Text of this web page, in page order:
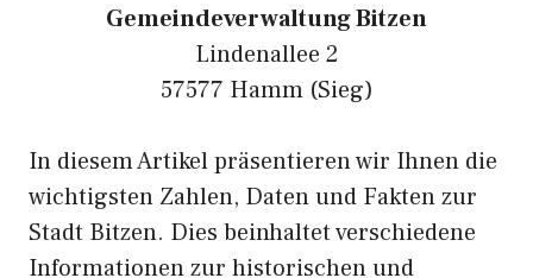
Gemeindeverwaltung Bitzen
Lindenallee 2
57577 Hamm (Sieg)
In diesem Artikel präsentieren wir Ihnen die
wichtigsten Zahlen, Daten und Fakten zur
Stadt Bitzen. Dies beinhaltet verschiedene
Informationen zur historischen und